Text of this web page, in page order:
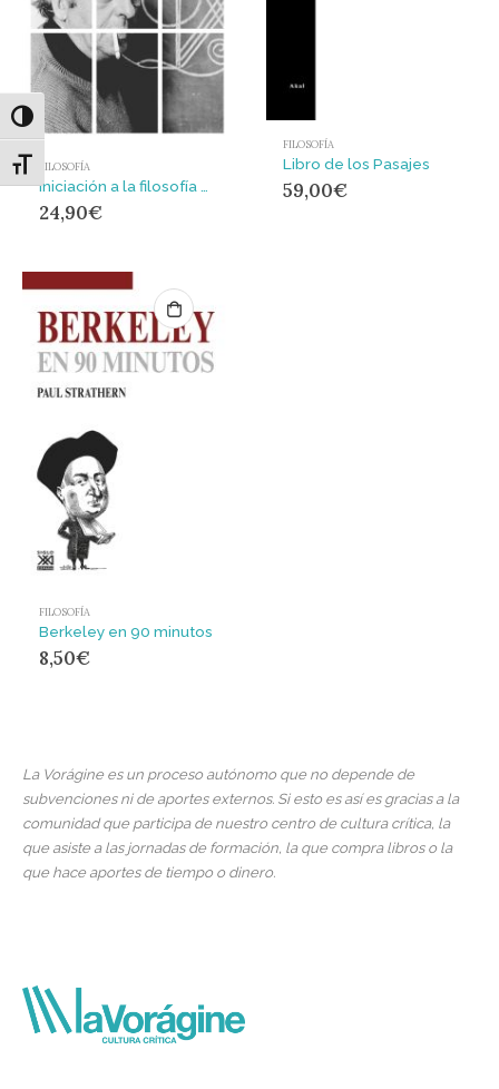
Alternar alto contraste
Alternar tamaño de letra
FILOSOFÍA
24,90€
FILOSOFÍA
Libro de los Pasajes
59,00€
FILOSOFÍA
Berkeley en 90 minutos
8,50€
La Vorágine es un proceso autónomo que no depende de
subvenciones ni de aportes externos. Si esto es así es gracias a la
comunidad que participa de nuestro centro de cultura crítica, la
que asiste a las jornadas de formación, la que compra libros o la
que hace aportes de tiempo o dinero.